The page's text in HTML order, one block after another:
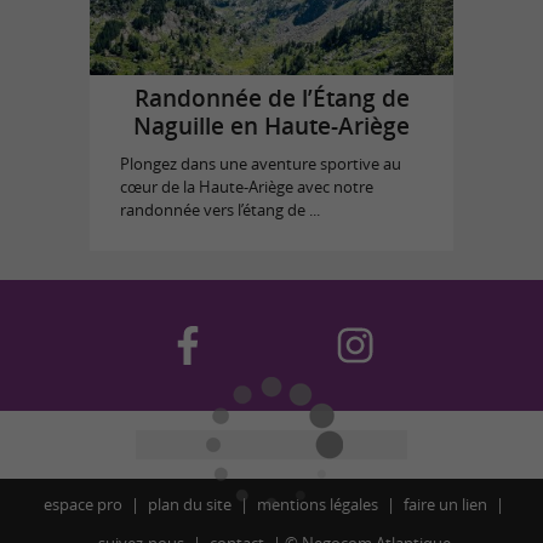
Randonnée de l’Étang de
Naguille en Haute-Ariège
Plongez dans une aventure sportive au
cœur de la Haute-Ariège avec notre
randonnée vers l’étang de ...
espace pro plan du site mentions légales
faire un lien